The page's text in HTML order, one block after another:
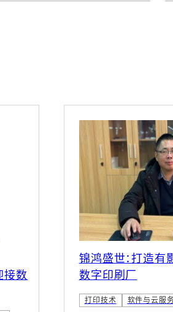
接数
锦鸿盛世：打造有
数字印刷厂
打印技术 软件与云服